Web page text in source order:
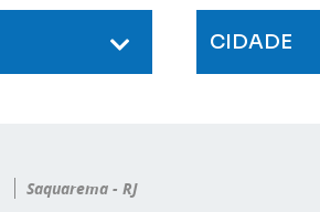
CIDADE
Saquarema - RJ